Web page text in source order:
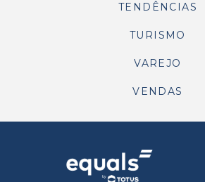
TENDÊNCIAS
TURISMO
VAREJO
VENDAS